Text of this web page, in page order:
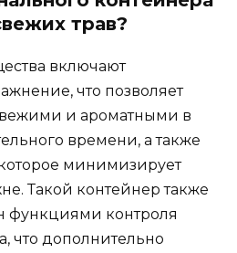
трав?
включают
что позволяет
и ароматными в
времени, а также
минимизирует
Такой контейнер также
функциями контроля
что дополнительно